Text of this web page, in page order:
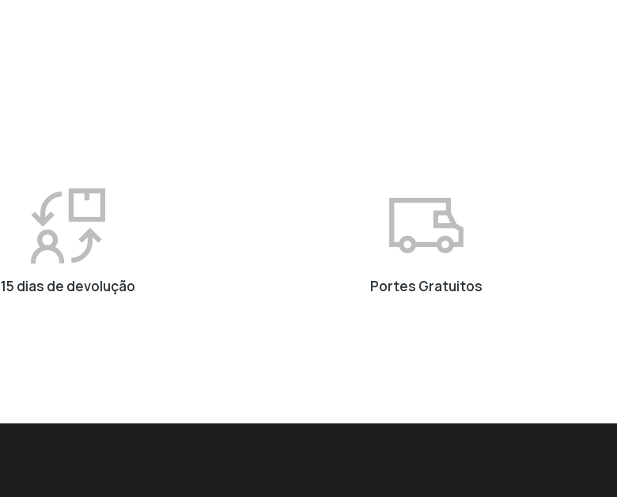
15 dias de devolução Portes Gratuitos